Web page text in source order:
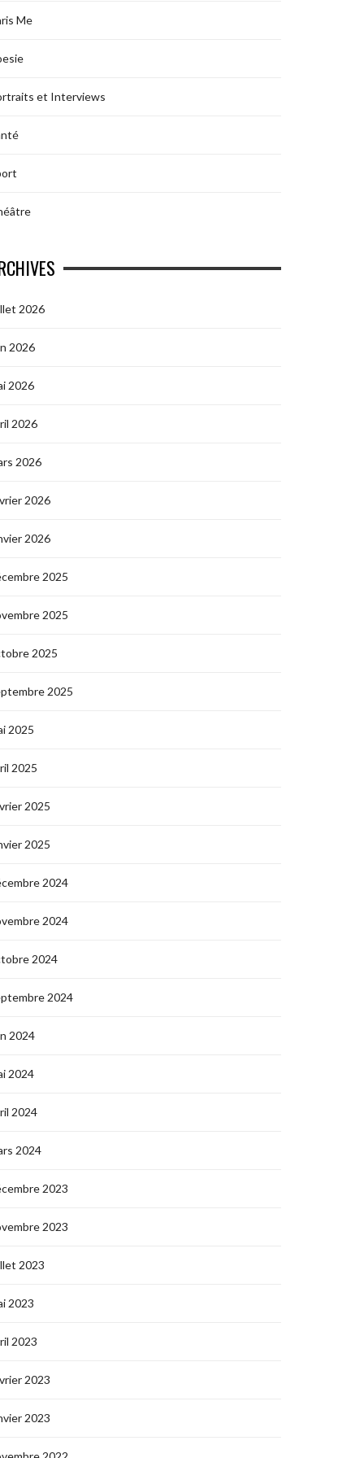
Me
et Interviews
2026
2026
2026
2026
2026
2026
2026
2025
2025
2025
2025
2025
2025
2025
2025
2024
2024
2024
2024
2024
2024
2024
2024
2023
2023
2023
2023
2023
2023
2023